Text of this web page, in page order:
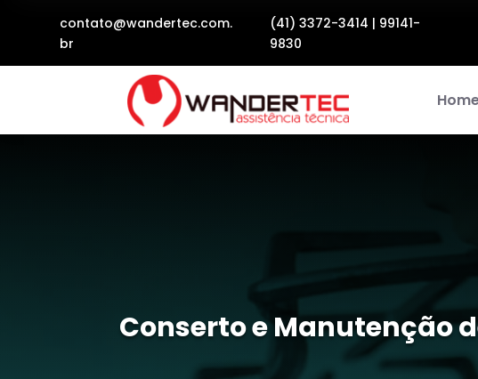
contato@wandertec.com.
br
(41) 3372-3414 | 99141-
9830
Conserto e Manutenção